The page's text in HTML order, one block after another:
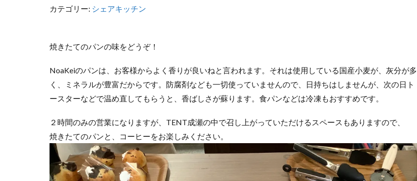
カテゴリー: シェアキッチン
焼きたてのパンの味をどうぞ！
NoaKeiのパンは、お客様からよく香りが良いねと言われます。それは使用している国産小麦が、灰分が多
く、ミネラルが豊富だからです。防腐剤なども一切使っていませんので、日持ちはしませんが、次の日ト
ースターなどで温め直してもらうと、香ばしさが蘇ります。食パンなどは冷凍もおすすめです。
２時間のみの営業になりますが、TENT成瀬の中で召し上がっていただけるスペースもありますので、
焼きたてのパンと、コーヒーをお楽しみください。